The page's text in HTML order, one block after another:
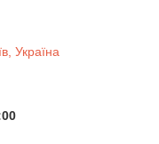
Україна